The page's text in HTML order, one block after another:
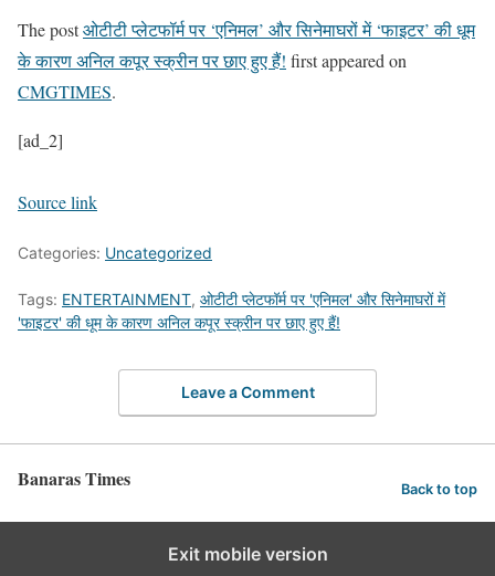
The postओटीटी प्लेटफॉर्म पर ‘एनिमल’ और सिनेमाघरों में ‘फाइटर’ की धूम
के कारण अनिल कपूर स्क्रीन पर छाए हुए हैं! first appeared on
CMGTIMES.
[ad_2]
Source link
Categories: Uncategorized
Tags: ENTERTAINMENT, ओटीटी प्लेटफॉर्म पर 'एनिमल' और सिनेमाघरों में
'फाइटर' की धूम के कारण अनिल कपूर स्क्रीन पर छाए हुए हैं!
Leave a Comment
Banaras Times Back to top
Exit mobile version